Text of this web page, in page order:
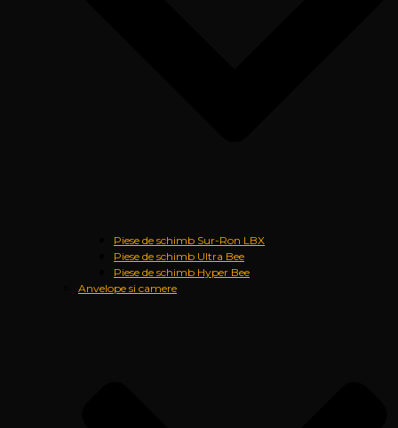
Piese de schimb Sur-Ron LBX
Piese de schimb Ultra Bee
Piese de schimb Hyper Bee
Anvelope si camere